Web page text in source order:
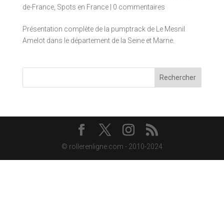
de-France, Spots en France| 0 commentaires
Présentation complète de la pumptrack de Le Mesnil
Amelot dans le département de la Seine et Marne.
Rechercher
© rollerenligne.com - 2010-2024